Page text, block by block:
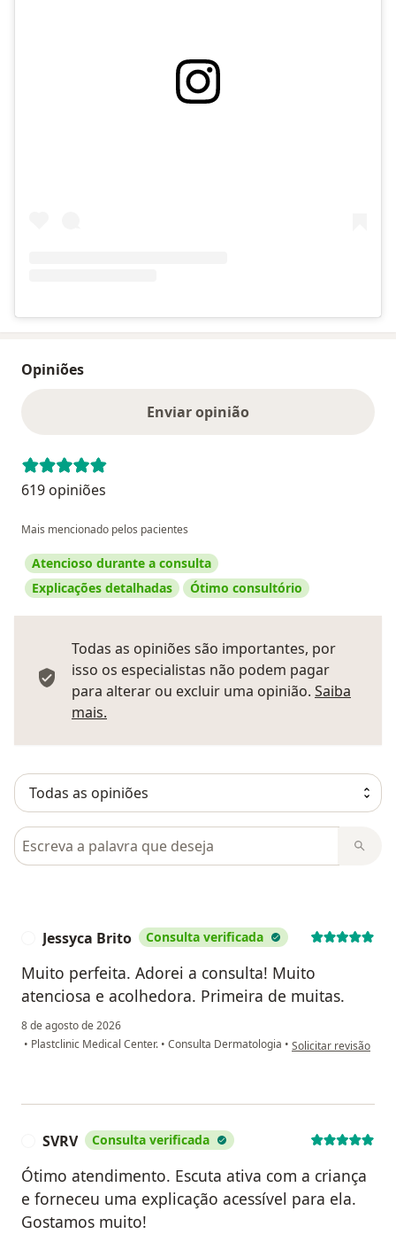
Opiniões
Enviar opinião
619 opiniões
Mais mencionado pelos pacientes
Atencioso durante a consulta
Explicações detalhadas
Ótimo consultório
Todas as opiniões são importantes, por
isso os especialistas não podem pagar
para alterar ou excluir uma opinião. Saiba
mais.
Pesquisar em opiniões
Jessyca Brito Consulta verificada
Muito perfeita. Adorei a consulta! Muito
atenciosa e acolhedora. Primeira de muitas.
8 de agosto de 2026
• Plastclinic Medical Center. • Consulta Dermatologia • na opinião do
Solicitar revisão
SVRV Consulta verificada
Ótimo atendimento. Escuta ativa com a criança
e forneceu uma explicação acessível para ela.
Gostamos muito!